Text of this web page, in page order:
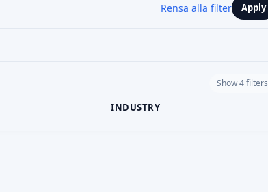
Rensa alla filter Apply
Show 4 filters
INDUSTRY